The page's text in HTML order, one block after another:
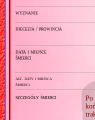
wyznanie
diecezja / prowincja
data i miejsce
śmierci
alt. daty i miejsca
śmierci
szczegóły śmierci
Po